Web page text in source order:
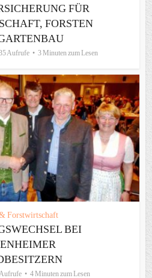
FÜR
FORSTEN
Aufrufe 3 Minuten zum Lesen
Forstwirtschaft
BEI
4 Minuten zum Lesen